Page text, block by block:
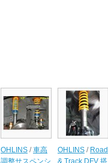
OHLINS /車高
調整サスペンシ
OHLINS / Road
& Track DFV 搭